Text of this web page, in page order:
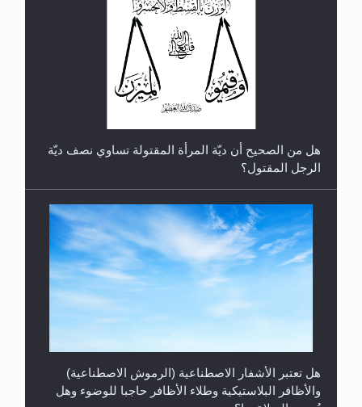
رأيٌ في لغة المسيح الموعود عليه السلام.. 4...
هل من الصحيح أن ديّة المرأة المقتولة تساوي نصف ديّة
الرجل المقتول؟
هل تعتبر الأشفار الاصطناعية (الرموش الاصطناعية)
والأظافر البلاستيكية وطلاء الأظافر حاجبا للوضوء وهل